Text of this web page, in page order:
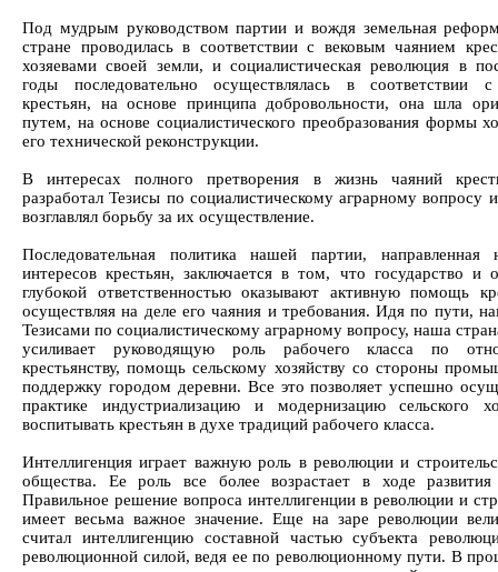
Под мудрым руководством партии и вождя земельная
стране проводилась в соответствии с вековым чаянием
хозяевами своей земли, и социалистическая революция в
годы последовательно осуществлялась в соответствии
крестьян, на основе принципа добровольности, она шла
путем, на основе социалистического преобразования формы
его технической реконструкции.
В интересах полного претворения в жизнь чаяний
разработал Тезисы по социалистическому аграрному вопросу
возглавлял борьбу за их осуществление.
Последовательная политика нашей партии, направленная
интересов крестьян, заключается в том, что государство и
глубокой ответственностью оказывают активную помощь
осуществляя на деле его чаяния и требования. Идя по пути,
Тезисами по социалистическому аграрному вопросу, наша
усиливает руководящую роль рабочего класса по
крестьянству, помощь сельскому хозяйству со стороны
поддержку городом деревни. Все это позволяет успешно
практике индустриализацию и модернизацию сельского
воспитывать крестьян в духе традиций рабочего класса.
Интеллигенция играет важную роль в революции и
общества. Ее роль все более возрастает в ходе развития
Правильное решение вопроса интеллигенции в революции и
имеет весьма важное значение. Еще на заре революции
считал интеллигенцию составной частью субъекта
революционной силой, ведя ее по революционному пути. В